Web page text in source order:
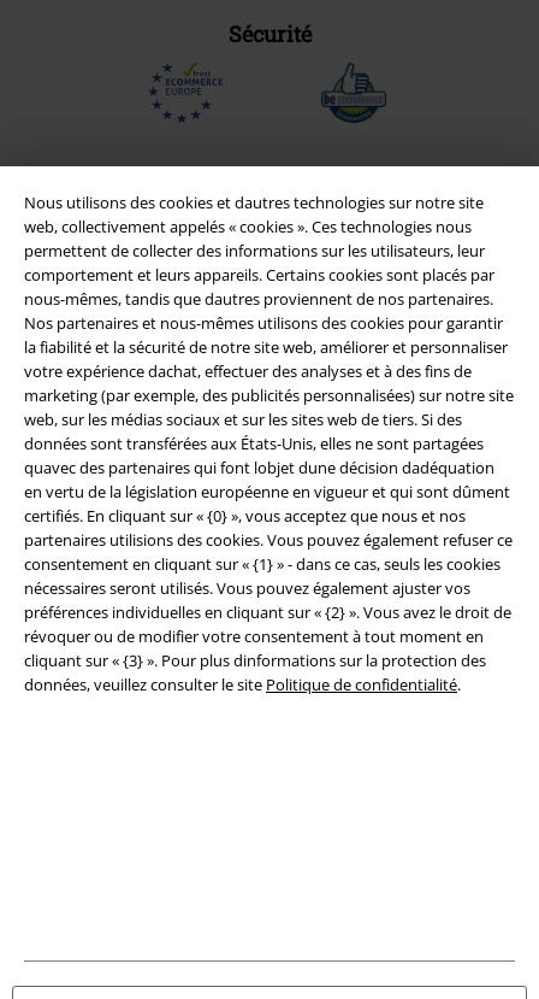
Nous utilisons des cookies et dautres technologies sur notre site
web, collectivement appelés « cookies ». Ces technologies nous
permettent de collecter des informations sur les utilisateurs, leur
comportement et leurs appareils. Certains cookies sont placés par
nous-mêmes, tandis que dautres proviennent de nos partenaires.
Nos partenaires et nous-mêmes utilisons des cookies pour garantir
la fiabilité et la sécurité de notre site web, améliorer et personnaliser
votre expérience dachat, effectuer des analyses et à des fins de
marketing (par exemple, des publicités personnalisées) sur notre site
web, sur les médias sociaux et sur les sites web de tiers. Si des
données sont transférées aux États-Unis, elles ne sont partagées
quavec des partenaires qui font lobjet dune décision dadéquation
en vertu de la législation européenne en vigueur et qui sont dûment
certifiés. En cliquant sur « {0} », vous acceptez que nous et nos
partenaires utilisions des cookies. Vous pouvez également refuser ce
consentement en cliquant sur « {1} » - dans ce cas, seuls les cookies
nécessaires seront utilisés. Vous pouvez également ajuster vos
préférences individuelles en cliquant sur « {2} ». Vous avez le droit de
révoquer ou de modifier votre consentement à tout moment en
cliquant sur « {3} ». Pour plus dinformations sur la protection des
données, veuillez consulter le site Politique de confidentialité.
Sécurité
Légal
Conditions générales
Éditeur
Clauses de confidentialité
Élimination des déchets et protection de l'environnement
Déclaration de Conformité
Informations sur l'accessibilité